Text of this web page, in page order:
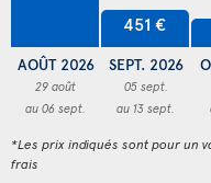
AOÛT 2026
29 août
au 06 sept.
451 €
SEPT. 2026
05 sept.
au 13 sept.
*Les prix indiqués sont pour un
frais